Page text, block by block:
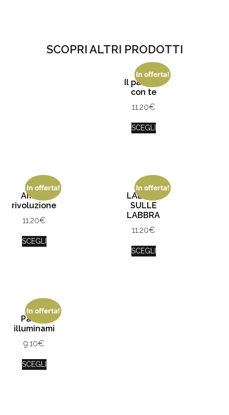
SCOPRI ALTRI PRODOTTI
In offerta!
Il passato
con te
11.20€
SCEGLI
In offerta!
Amore
rivoluzione
11.20€
SCEGLI
In offerta!
LABBRA
SULLE
LABBRA
11.20€
SCEGLI
In offerta!
Padre,
illuminami
9.10€
SCEGLI